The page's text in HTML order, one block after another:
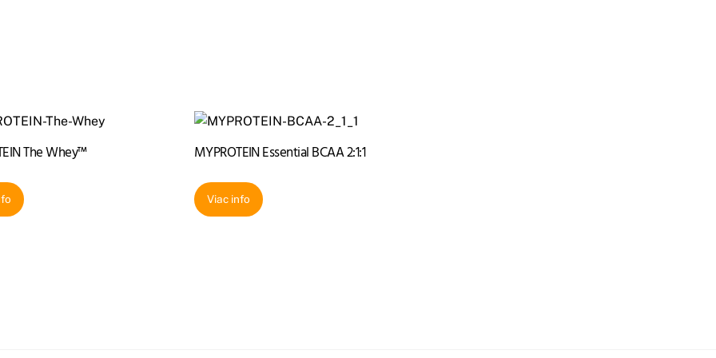
The Whey™ MYPROTEIN Essential BCAA 2:1:1
Viac info